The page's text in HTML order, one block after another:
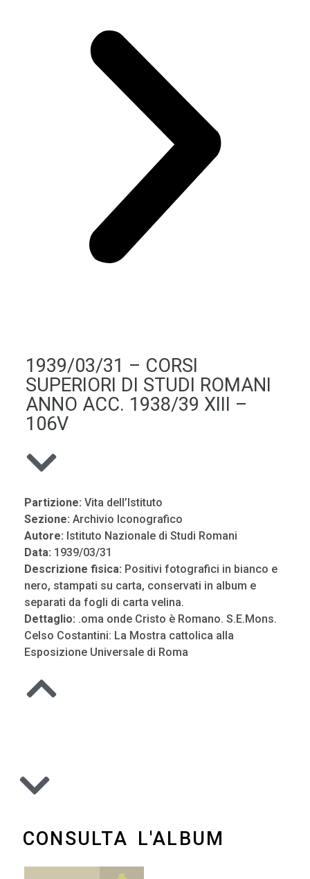
1939/03/31 – CORSI
SUPERIORI DI STUDI ROMANI
ANNO ACC. 1938/39 XIII –
106V
Partizione: Vita dell’Istituto
Sezione: Archivio Iconografico
Autore: Istituto Nazionale di Studi Romani
Data: 1939/03/31
Descrizione fisica: Positivi fotografici in bianco e
nero, stampati su carta, conservati in album e
separati da fogli di carta velina.
Dettaglio: .oma onde Cristo è Romano. S.E.Mons.
Celso Costantini: La Mostra cattolica alla
Esposizione Universale di Roma
CONSULTA L'ALBUM